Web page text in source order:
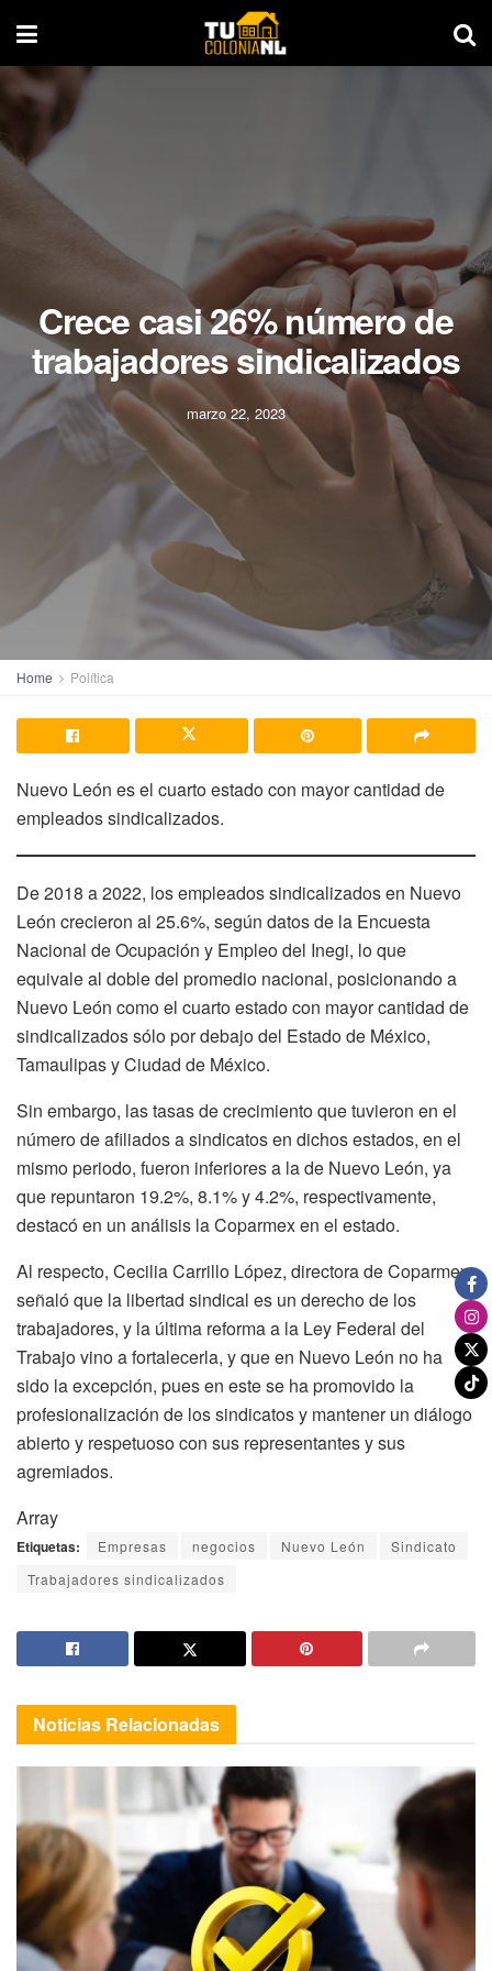
Crece casi 26% número de
trabajadores sindicalizados
marzo 22, 2023
Home Política
Nuevo León es el cuarto estado con mayor cantidad de
empleados sindicalizados.
De 2018 a 2022, los empleados sindicalizados en Nuevo
León crecieron al 25.6%, según datos de la Encuesta
Nacional de Ocupación y Empleo del Inegi, lo que
equivale al doble del promedio nacional, posicionando a
Nuevo León como el cuarto estado con mayor cantidad de
sindicalizados sólo por debajo del Estado de México,
Tamaulipas y Ciudad de México.
Sin embargo, las tasas de crecimiento que tuvieron en el
número de afiliados a sindicatos en dichos estados, en el
mismo periodo, fueron inferiores a la de Nuevo León, ya
que repuntaron 19.2%, 8.1% y 4.2%, respectivamente,
destacó en un análisis la Coparmex en el estado.
Al respecto, Cecilia Carrillo López, directora de Coparmex,
señaló que la libertad sindical es un derecho de los
trabajadores, y la última reforma a la Ley Federal del
Trabajo vino a fortalecerla, y que en Nuevo León no ha
sido la excepción, pues en este se ha promovido la
profesionalización de los sindicatos y mantener un diálogo
abierto y respetuoso con sus representantes y sus
agremiados.
Array
Etiquetas: Empresas negocios Nuevo León
Sindicato
Trabajadores sindicalizados
Noticias Relacionadas